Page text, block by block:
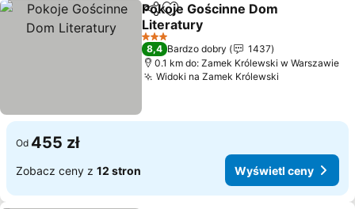
Udostępnij
Dodaj do ulubionych
Pokoje Gościnne Dom
Literatury
Wyświetl ceny
3 Kategoria
8,4 Bardzo dobry
1437
0.1 km do: Zamek Królewski w Warszawie
Widoki na Zamek Królewski
Od 455 zł
Zobacz ceny z 12 stron Wyświetl ceny